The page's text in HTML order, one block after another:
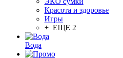
Красота и здоровье
Игры
+ ЕЩЕ 2
Вода